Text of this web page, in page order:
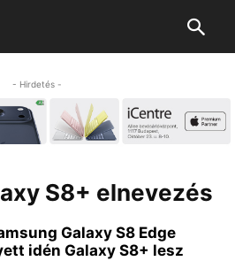
- Hirdetés -
S8+ elnevezés
Galaxy S8 Edge
idén Galaxy S8+ lesz